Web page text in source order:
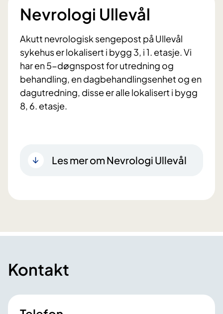
Nevrologi Ullevål
Akutt nevrologisk sengepost på Ullevål
sykehus er lokalisert i bygg 3, i 1. etasje. Vi
har en 5-døgnspost for utredning og
behandling, en dagbehandlingsenhet og en
dagutredning, disse er alle lokalisert i bygg
8, 6. etasje.
Les mer om Nevrologi Ullevål
Kontakt